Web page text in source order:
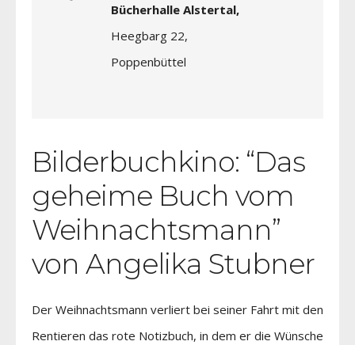
Bücherhalle Alstertal,
Heegbarg 22,
Poppenbüttel
Bilderbuchkino: “Das
geheime Buch vom
Weihnachtsmann”
von Angelika Stubner
Der Weihnachtsmann verliert bei seiner Fahrt mit den
Rentieren das rote Notizbuch, in dem er die Wünsche